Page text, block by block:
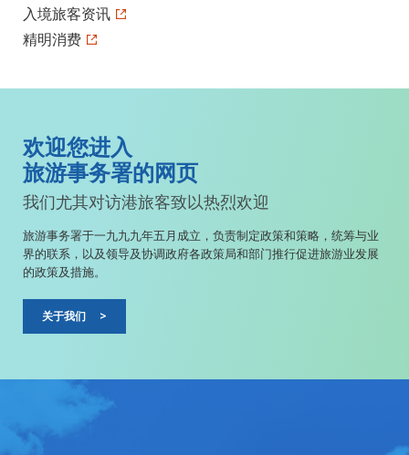
入境旅客资讯
精明消费
欢迎您进入
旅游事务署的网页
我们尤其对访港旅客致以热烈欢迎
旅游事务署于一九九九年五月成立，负责制定政策和策略，统筹与业
界的联系，以及领导及协调政府各政策局和部门推行促进旅游业发展
的政策及措施。
关于我们 >